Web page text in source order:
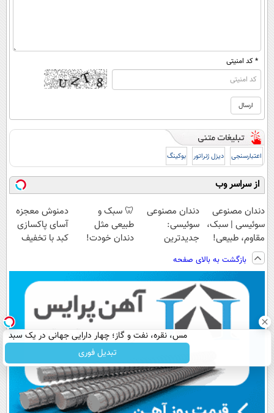
* کد امنیتی
اعتبارسنجی دیزل ژنراتور بوکینگ
از سراسر وب
دندان مصنوعی
سوئیسی | سبک،
مقاوم، طبیعی!
ویزیت
رایگان+پرداخت
اقساطی😍
دندان مصنوعی
سوئیسی:
جدیدترین
سبک و مقاوم |
پرداخت قسطی
🦷 سبک و
طبیعی مثل
دندان خودت!
💳 📍 تهران
دمنوش معجزه
آسای پاکسازی
کبد با تخفیف
بازگشت به بالای صفحه
خرید موبایل با اسنپ پی | در ۴ قسط بدون سود و
کارمزد!
خرید قسطی